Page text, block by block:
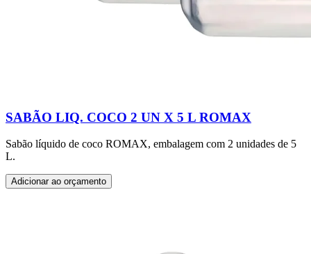
SABÃO LIQ. COCO 2 UN X 5 L ROMAX
Sabão líquido de coco ROMAX, embalagem com 2 unidades de 5
L.
Adicionar ao orçamento